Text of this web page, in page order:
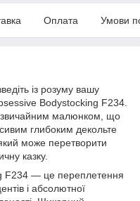
Оплата Умови
із розуму вашу
Bodystocking F234.
малюнком, що
глибоким декольте
може перетворити
казку.
F234 — це переплетення
і абсолютної